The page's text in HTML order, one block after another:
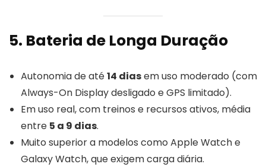
5. Bateria de Longa Duração
Autonomia de até14 diasem uso moderado (com
Always-On Display desligado e GPS limitado).
Em uso real, com treinos e recursos ativos, média
entre 5 a 9 dias.
Muito superior a modelos como Apple Watch e
Galaxy Watch, que exigem carga diária.